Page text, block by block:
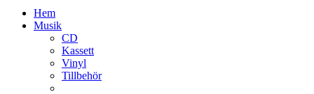
Hem
Musik
CD
Kassett
Vinyl
Tillbehör